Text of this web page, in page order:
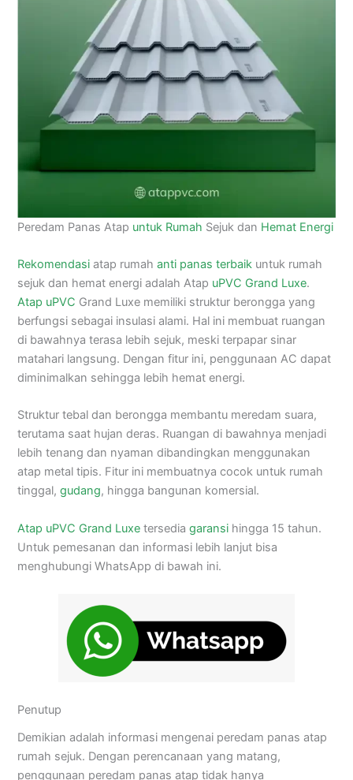
Peredam Panas Atap untuk Rumah Sejuk dan Hemat Energi
Rekomendasi atap rumahanti panas terbaik untuk rumah
sejuk dan hemat energi adalah Atap uPVC Grand Luxe.
Atap uPVC Grand Luxe memiliki struktur berongga yang
berfungsi sebagai insulasi alami. Hal ini membuat ruangan
di bawahnya terasa lebih sejuk, meski terpapar sinar
matahari langsung. Dengan fitur ini, penggunaan AC dapat
diminimalkan sehingga lebih hemat energi.
Struktur tebal dan berongga membantu meredam suara,
terutama saat hujan deras. Ruangan di bawahnya menjadi
lebih tenang dan nyaman dibandingkan menggunakan
atap metal tipis. Fitur ini membuatnya cocok untuk rumah
tinggal,gudang, hingga bangunan komersial.
Atap uPVC Grand Luxe tersediagaransi hingga 15 tahun.
Untuk pemesanan dan informasi lebih lanjut bisa
menghubungi WhatsApp di bawah ini.
Penutup
Demikian adalah informasi mengenai peredam panas atap
rumah sejuk. Dengan perencanaan yang matang,
penggunaan peredam panas atap tidak hanya